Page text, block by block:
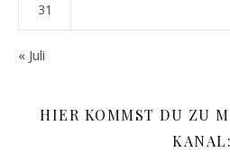
31
« Juli
HIER KOMMST DU ZU
KANAL: